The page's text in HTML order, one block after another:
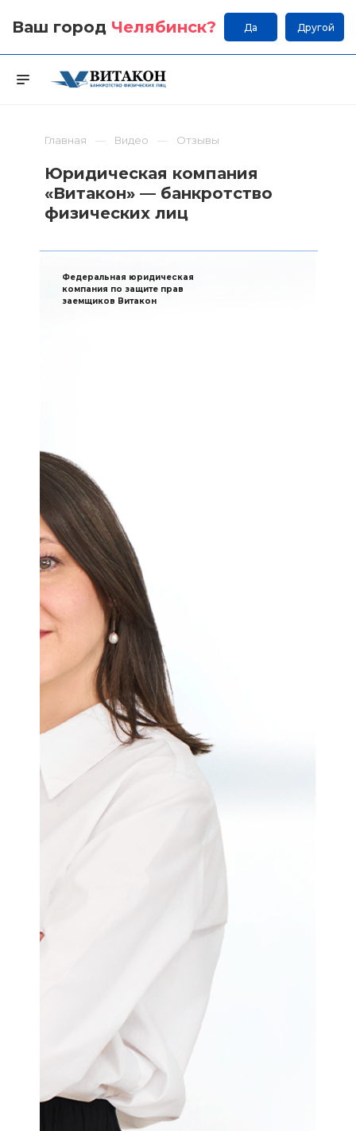
Ваш город Челябинск? Да Другой
Главная Видео Отзывы
Юридическая компания
«Витакон» — банкротство
физических лиц
Федеральная юридическая
компания по защите прав
заемщиков Витакон